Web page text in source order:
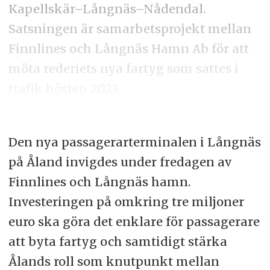
Kapellskär–Långnäs–Nådendal.
Satsningen är samarbetsprojekt mellan
Finnlines och Långnäs Hamn Ab för att
möta rederiets nya fartyg som sattes i
Den nya passagerarterminalen i Långnäs
på Åland invigdes under fredagen av
Finnlines och Långnäs hamn.
Investeringen på omkring tre miljoner
euro ska göra det enklare för passagerare
att byta fartyg och samtidigt stärka
Ålands roll som knutpunkt mellan